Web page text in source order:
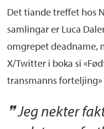
Det tiande treffet hos
samlingar er Luca
omgrepet deadname,
X/Twitter i boka si
transmanns forteljing»
Jeg nekter